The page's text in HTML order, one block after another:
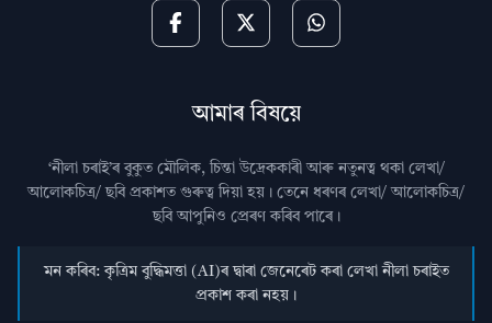
আমাৰ বিষয়ে
‘নীলা চৰাই’ৰ বুকুত মৌলিক, চিন্তা উদ্রেককাৰী আৰু নতুনত্ব থকা লেখা/
আলোকচিত্ৰ/ ছবি প্রকাশত গুৰুত্ব দিয়া হয়। তেনে ধৰণৰ লেখা/ আলোকচিত্ৰ/
ছবি আপুনিও প্রেৰণ কৰিব পাৰে।
মন কৰিব: কৃত্ৰিম বুদ্ধিমত্তা (AI)ৰ দ্বাৰা জেনেৰেট কৰা লেখা নীলা চৰাইত
প্ৰকাশ কৰা নহয়।